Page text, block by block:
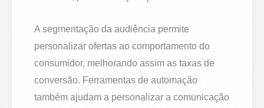
A segmentação da audiência permite
personalizar ofertas ao comportamento do
consumidor, melhorando assim as taxas de
conversão. Ferramentas de automação
também ajudam a personalizar a comunicação